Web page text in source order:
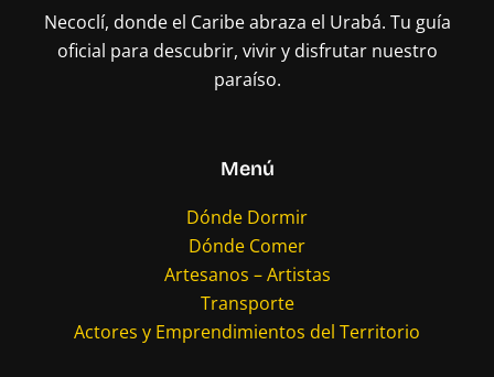
Necoclí, donde el Caribe abraza el Urabá. Tu guía
oficial para descubrir, vivir y disfrutar nuestro
paraíso.
Menú
Dónde Dormir
Dónde Comer
Artesanos – Artistas
Transporte
Actores y Emprendimientos del Territorio